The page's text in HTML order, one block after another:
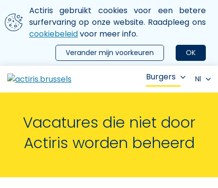
Aller au contenu principal
We gebruiken cookies
Actiris gebruikt cookies voor een betere
surfervaring op onze website. Raadpleeg ons
cookiebeleidvoor meer info.
OK
Verander mijn voorkeuren
le menu
Burgers Nl
Vacatures die niet door
Actiris worden beheerd